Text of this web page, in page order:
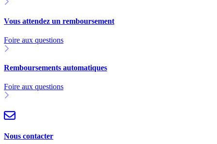
Vous attendez un remboursement
Foire aux questions
Remboursements automatiques
Foire aux questions
Nous contacter